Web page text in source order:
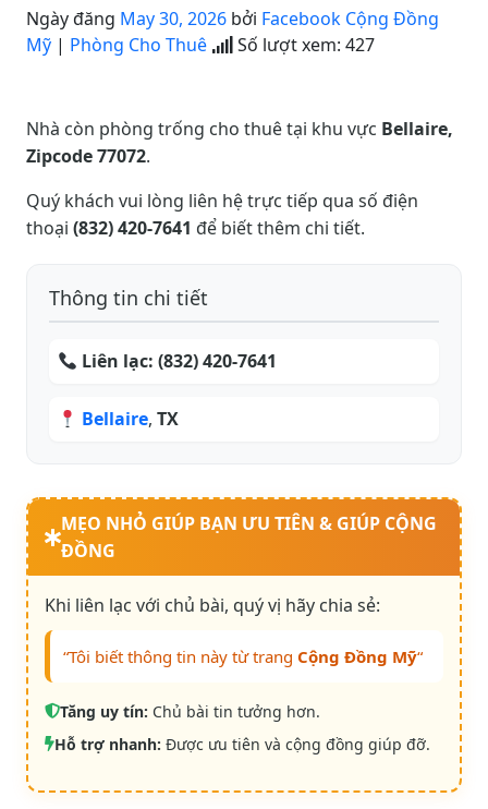
Ngày đăng May 30, 2026 bởi Facebook Cộng Đồng
Mỹ | Phòng Cho Thuê Số lượt xem: 427
Nhà còn phòng trống cho thuê tại khu vực Bellaire,
Zipcode 77072.
Quý khách vui lòng liên hệ trực tiếp qua số điện
thoại (832) 420-7641 để biết thêm chi tiết.
Thông tin chi tiết
Liên lạc:(832) 420-7641
Bellaire,TX
MẸO NHỎ GIÚP BẠN ƯU TIÊN & GIÚP CỘNG
ĐỒNG
Khi liên lạc với chủ bài, quý vị hãy chia sẻ:
“Tôi biết thông tin này từ trang Cộng Đồng Mỹ“
Tăng uy tín: Chủ bài tin tưởng hơn.
Hỗ trợ nhanh: Được ưu tiên và cộng đồng giúp đỡ.